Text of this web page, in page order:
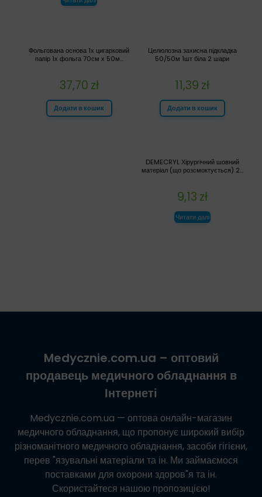
Целюлозна захисна підкладка
50/50м 1шт біла 2 шари
11,39 zł
Додати в кошик
Фольгована основа 1х цигарковий
папір 1х фольга 70см х 50м...
37,70 zł
Додати в кошик
DEMECRYL Хірургічний шовний
матеріал (що розсмоктується) 2...
9,13 zł
Читати далі
Medycznie.com.ua – оптовий
продавець медичного обладнання в
Інтернеті
Medycznie.com.ua — оптова онлайн-магазин
медичного обладнання, що пропонує широкий вибір
різноманітного медичного обладнання, засоби гігієни,
перев "язувальні матеріали та ін. Ми займаємося
поставками для охорони здоров"я та ін.
Скористайтеся нашою пропозицією!